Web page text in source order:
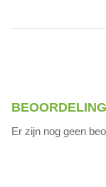
Er zijn nog geen